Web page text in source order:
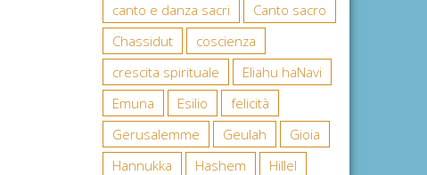
canto e danza sacri
Canto sacro
Chassidut
coscienza
crescita spirituale
Eliahu haNavi
Emuna
Esilio
felicità
Gerusalemme
Geulah
Gioia
Hannukka
Hashem
Hillel